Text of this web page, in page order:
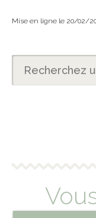
Mise en ligne le 20/02/